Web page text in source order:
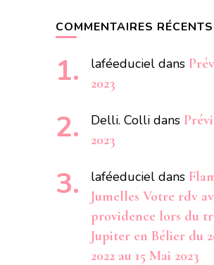
COMMENTAIRES RÉCENTS
laféeduciel dans
2023
Delli. Colli dans
2023
laféeduciel dans
Jumelles Votre rdv
providence lors du
Jupiter en Bélier du
2022 au 15 Mai 2023